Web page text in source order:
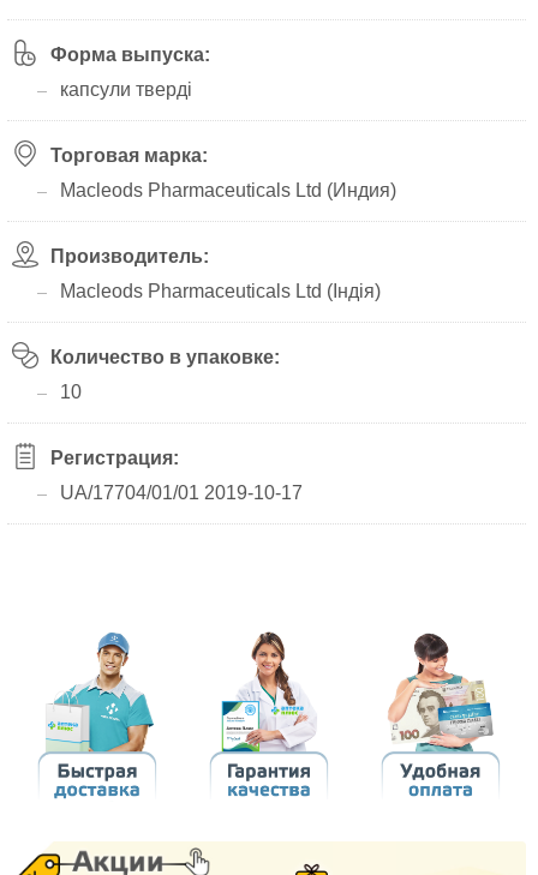
Форма выпуска:
капсули тверді
Торговая марка:
Macleods Pharmaceuticals Ltd (Индия)
Производитель:
Macleods Pharmaceuticals Ltd (Індія)
Количество в упаковке:
10
Регистрация:
UA/17704/01/01 2019-10-17